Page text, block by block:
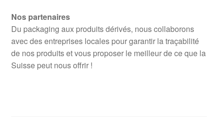
Nos partenaires
Du packaging aux produits dérivés, nous collaborons
avec des entreprises locales pour garantir la traçabilité
de nos produits et vous proposer le meilleur de ce que la
Suisse peut nous offrir !